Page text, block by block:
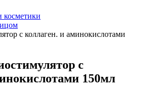
косметики
с коллаген. и аминокислотами
с
150мл